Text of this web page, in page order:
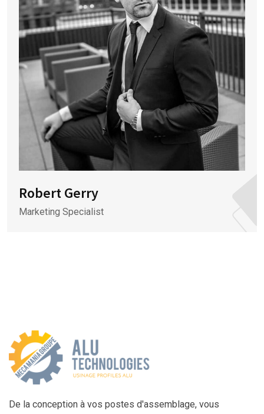
Robert Gerry
Marketing Specialist
De la conception à vos postes d'assemblage, vous